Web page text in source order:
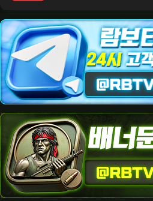
⛔람보티비 [정회원 등급UP! 안내사항]
⛔람보티비 [채팅방 이용시 주의사항]
⛔람보티비 [공식보증업체 안내]